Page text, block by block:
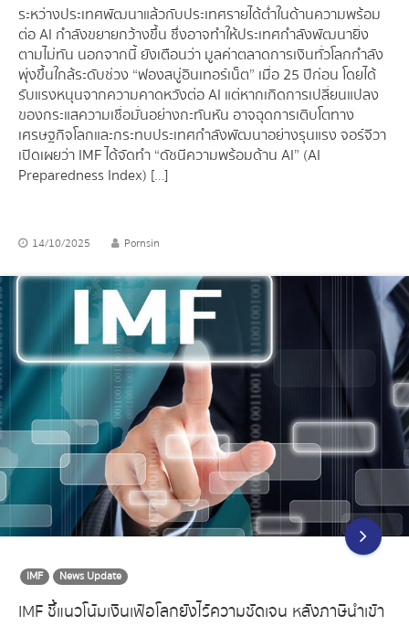
ระหว่างประเทศพัฒนาแล้วกับประเทศรายได้ต่ำในด้านความพร้อม
ต่อ AI กำลังขยายกว้างขึ้น ซึ่งอาจทำให้ประเทศกำลังพัฒนายิ่ง
ตามไม่ทัน นอกจากนี้ ยังเตือนว่า มูลค่าตลาดการเงินทั่วโลกกำลัง
พุ่งขึ้นใกล้ระดับช่วง “ฟองสบู่อินเทอร์เน็ต” เมื่อ 25 ปีก่อน โดยได้
รับแรงหนุนจากความคาดหวังต่อ AI แต่หากเกิดการเปลี่ยนแปลง
ของกระแสความเชื่อมั่นอย่างกะทันหัน อาจฉุดการเติบโตทาง
เศรษฐกิจโลกและกระทบประเทศกำลังพัฒนาอย่างรุนแรง จอร์จีวา
เปิดเผยว่า IMF ได้จัดทำ “ดัชนีความพร้อมด้าน AI” (AI
Preparedness Index) […]
14/10/2025 Pornsin
IMF News Update
IMF ชี้แนวโน้มเงินเฟ้อโลกยังไร้ความชัดเจน หลังภาษีนำเข้า